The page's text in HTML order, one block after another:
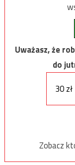
Uważasz, że
do
30 zł
Zobacz